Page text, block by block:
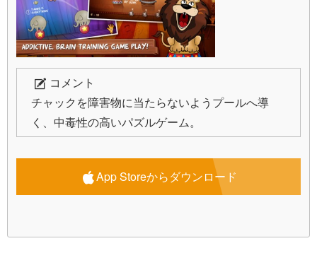
コメント
チャックを障害物に当たらないようプールへ導
く、中毒性の高いパズルゲーム。
App Storeからダウンロード